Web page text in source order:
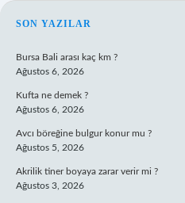
SIDEBAR
SON YAZILAR
Bursa Bali arası kaç km ?
Ağustos 6, 2026
Kufta ne demek ?
Ağustos 6, 2026
Avcı böreğine bulgur konur mu ?
Ağustos 5, 2026
Akrilik tiner boyaya zarar verir mi ?
Ağustos 3, 2026